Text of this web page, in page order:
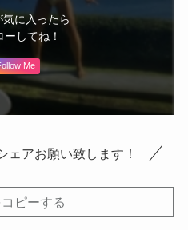
に入ったら
ーしてね！
Me
ェアお願い致します！
ピーする